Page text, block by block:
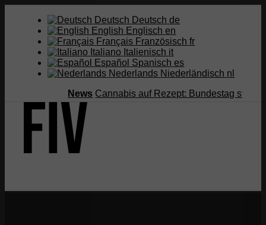
Deutsch Deutsch de
English Englisch en
Français Französisch fr
Italiano Italienisch it
Español Spanisch es
Nederlands Niederländisch nl
News Cannabis auf Rezept: Bundestag streicht